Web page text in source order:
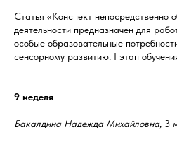
Статья «Конспект непосредственно
деятельности предназначен для
особые образовательные
сенсорному развитию. I этап
9 неделя
Бакалдина Надежда Михайловна, 3